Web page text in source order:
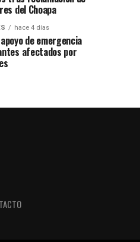
del Choapa
hace 4 días
de emergencia
afectados por